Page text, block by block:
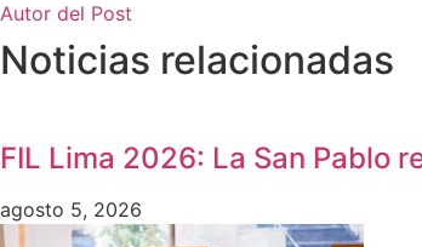
Autor del Post
Noticias relacionadas
FIL Lima 2026: La San Pablo
agosto 5, 2026